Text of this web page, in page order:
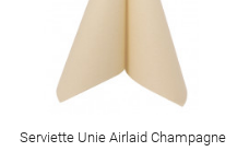
Serviette Unie Airlaid Champagne